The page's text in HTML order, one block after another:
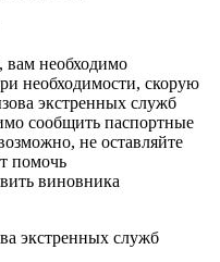
вам необходимо
необходимости, скорую
экстренных служб
сообщить паспортные
не оставляйте
помочь
виновника
экстренных служб